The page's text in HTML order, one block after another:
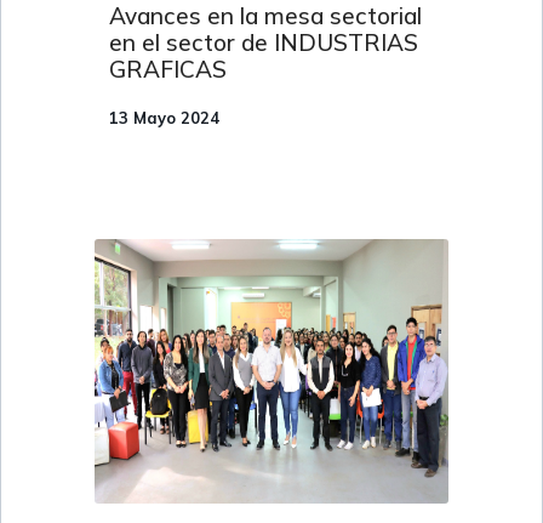
Avances en la mesa sectorial
en el sector de INDUSTRIAS
GRAFICAS
13 Mayo 2024